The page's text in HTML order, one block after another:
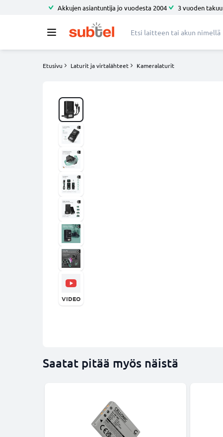
Akkujen asiantuntija jo vuodesta 2004 3 vuoden takuu
Etusivu Laturit ja virtalähteet Kameralaturit
VIDEO
Saatat pitää myös näistä